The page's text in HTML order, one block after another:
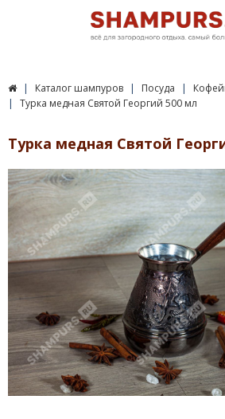
Каталог шампуров Посуда
Турка медная Святой Георгий 500 мл
Турка медная Святой